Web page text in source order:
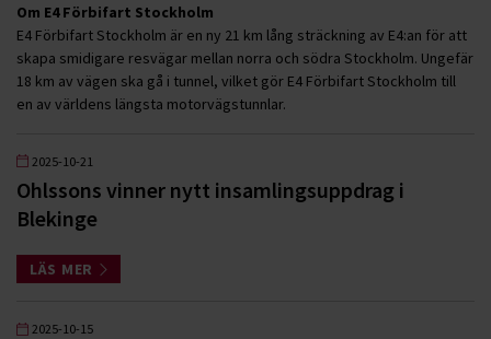
Om E4 Förbifart Stockholm
E4 Förbifart Stockholm är en ny 21 km lång sträckning av E4:an för att
skapa smidigare resvägar mellan norra och södra Stockholm. Ungefär
18 km av vägen ska gå i tunnel, vilket gör E4 Förbifart Stockholm till
en av världens längsta motorvägstunnlar.
2025-10-21
Ohlssons vinner nytt insamlingsuppdrag i
Blekinge
LÄS MER
2025-10-15